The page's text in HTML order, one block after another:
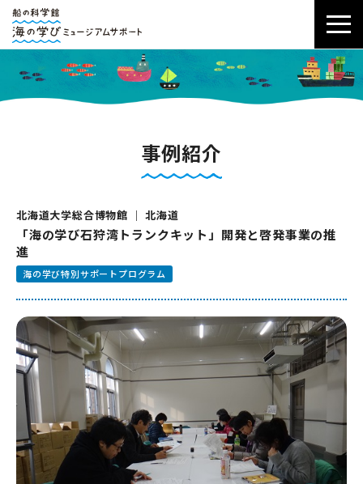
事例紹介
北海道大学総合博物館 ｜ 北海道
「海の学び石狩湾トランクキット」開発と啓発事業の推
進
海の学び特別サポートプログラム